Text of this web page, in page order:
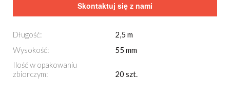
Skontaktuj się z nami
Długość:
2,5 m
Wysokość:
55 mm
Ilość w opakowaniu
zbiorczym:
20 szt.